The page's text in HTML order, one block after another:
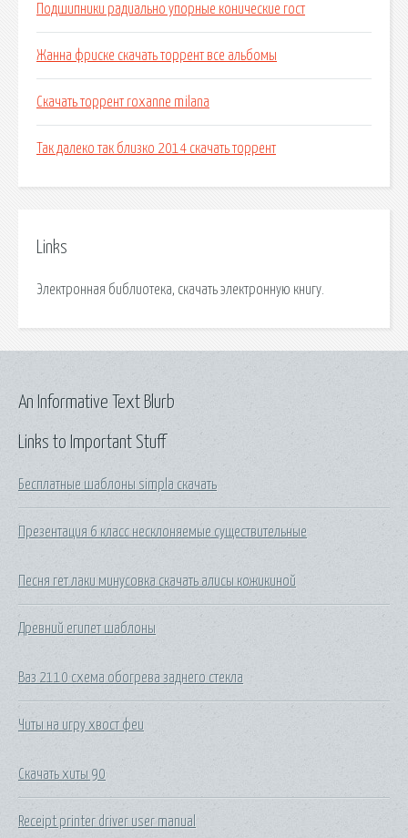
Подшипники радиально упорные конические гост
Жанна фриске скачать торрент все альбомы
Скачать торрент roxanne milana
Так далеко так близко 2014 скачать торрент
Links
Электронная библиотека, скачать электронную книгу.
Links to Important Stuff
Бесплатные шаблоны simpla скачать
Презентация 6 класс несклоняемые существительные
Песня гет лаки минусовка скачать алисы кожикиной
Древний египет шаблоны
Ваз 2110 схема обогрева заднего стекла
Читы на игру хвост феи
Скачать хиты 90
Receipt printer driver user manual
An Informative Text Blurb